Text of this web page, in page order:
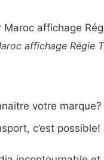
affichage Régie
votre
c’est possible!